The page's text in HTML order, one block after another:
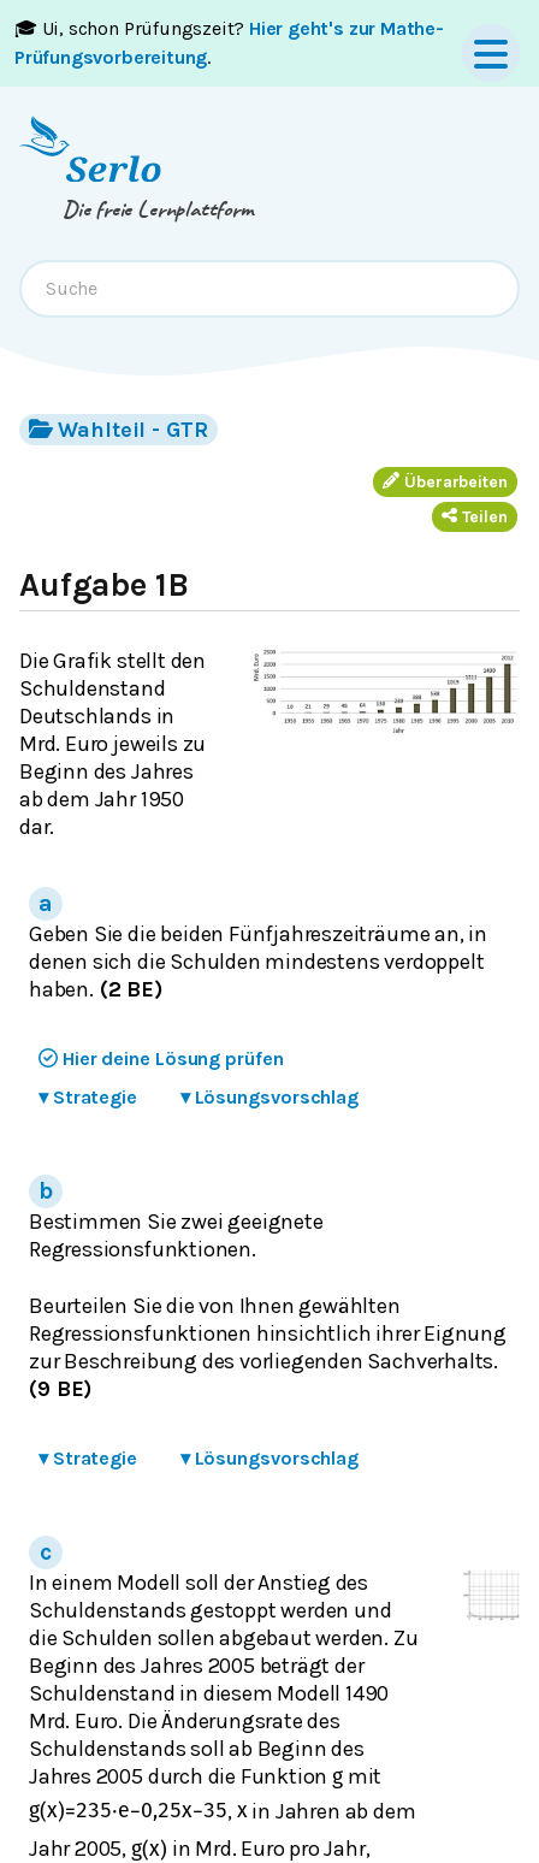
🎓 Ui, schon Prüfungszeit? Hier geht's zur Mathe-
Prüfungsvorbereitung.
Springe zumInhaltoderFooter
Die freie Lernplattform
Wahlteil - GTR
Überarbeiten
Teilen
Aufgabe 1B
Die Grafik stellt den
Schuldenstand
Deutschlands in
Mrd. Euro jeweils zu
Beginn des Jahres
ab dem Jahr 1950
dar.
Geben Sie die beiden Fünfjahreszeiträume an, in
denen sich die Schulden mindestens verdoppelt
haben. (2 BE)
Hier deine Lösung prüfen
▾ Strategie ▾ Lösungsvorschlag
Bestimmen Sie zwei geeignete
Regressionsfunktionen.
Beurteilen Sie die von Ihnen gewählten
Regressionsfunktionen hinsichtlich ihrer Eignung
zur Beschreibung des vorliegenden Sachverhalts.
(9 BE)
▾ Strategie ▾ Lösungsvorschlag
In einem Modell soll der Anstieg des
Schuldenstands gestoppt werden und
die Schulden sollen abgebaut werden. Zu
Beginn des Jahres 2005 beträgt der
Schuldenstand in diesem Modell 1490
Mrd. Euro. Die Änderungsrate des
Schuldenstands soll ab Beginn des
Jahres 2005 durch die Funktion g mit
g(x)=235⋅e−0,25x−35, xin Jahren ab dem
Jahr 2005, g(x) in Mrd. Euro pro Jahr,